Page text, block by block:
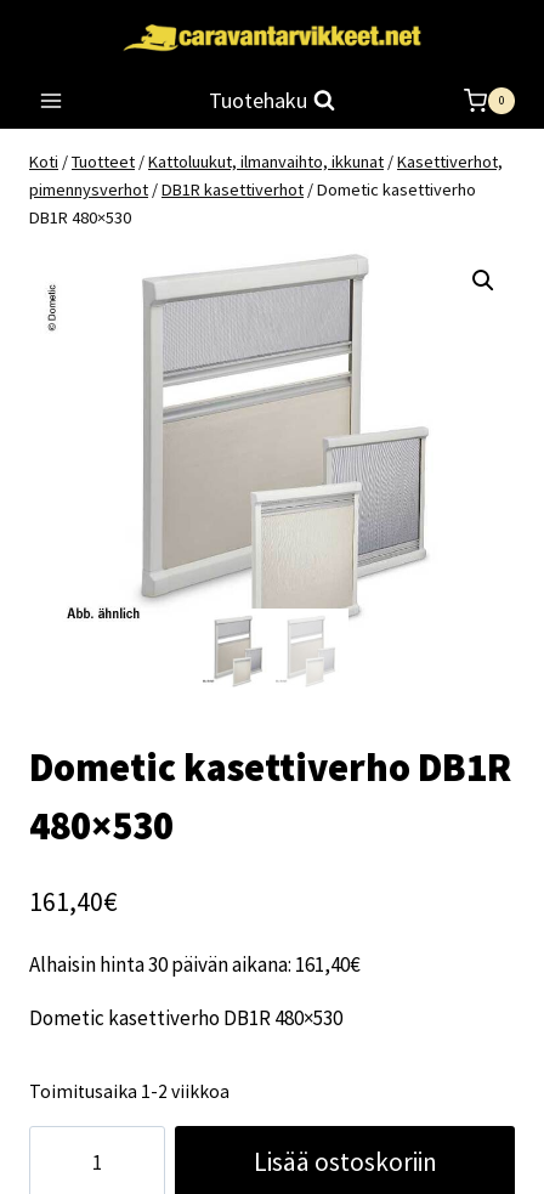
Tuotehaku 0
Koti /Tuotteet /Kattoluukut, ilmanvaihto, ikkunat /Kasettiverhot,
pimennysverhot /DB1R kasettiverhot /Dometic kasettiverho
DB1R 480×530
Dometic kasettiverho DB1R
480×530
161,40€
Alhaisin hinta 30 päivän aikana: 161,40€
Dometic kasettiverho DB1R 480×530
Toimitusaika 1-2 viikkoa
kasettiverho
Lisää ostoskoriin